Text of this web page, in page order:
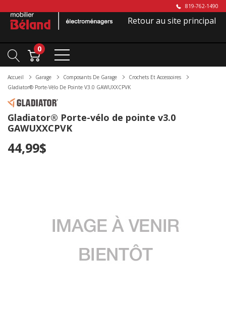
819-762-1490
Retour au site principal
0
Accueil Garage Composants De Garage
Crochets Et Accessoires
Gladiator® Porte-Vélo De Pointe V3.0 GAWUXXCPVK
Gladiator® Porte-vélo de pointe v3.0
GAWUXXCPVK
44,99$